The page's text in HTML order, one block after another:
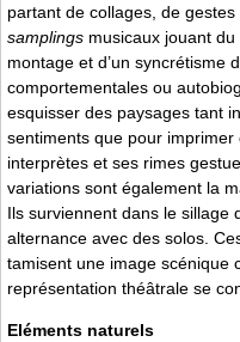
partant de collages, de
samplings musicaux jouant
montage et d’un syncrétisme
comportementales ou
esquisser des paysages tant
sentiments que pour
interprètes et ses rimes
variations sont également la
Ils surviennent dans le sillage
alternance avec des solos.
tamisent une image scénique
représentation théâtrale se
Eléments naturels